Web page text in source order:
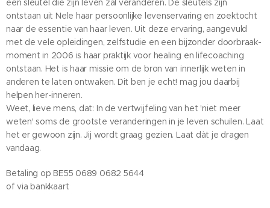
één sleutel die zijn leven zal veranderen. De sleutels zijn
ontstaan uit Nele haar persoonlijke levenservaring en zoektocht
naar de essentie van haar leven. Uit deze ervaring, aangevuld
met de vele opleidingen, zelfstudie en een bijzonder doorbraak-
moment in 2006 is haar praktijk voor healing en lifecoaching
ontstaan. Het is haar missie om de bron van innerlijk weten in
anderen te laten ontwaken. Dit ben je echt! mag jou daarbij
helpen her-inneren.
Weet, lieve mens, dat: In de vertwijfeling van het 'niet meer
weten' soms de grootste veranderingen in je leven schuilen. Laat
het er gewoon zijn. Jij wordt graag gezien. Laat dàt je dragen
vandaag.
Betaling op BE55 0689 0682 5644
of via bankkaart